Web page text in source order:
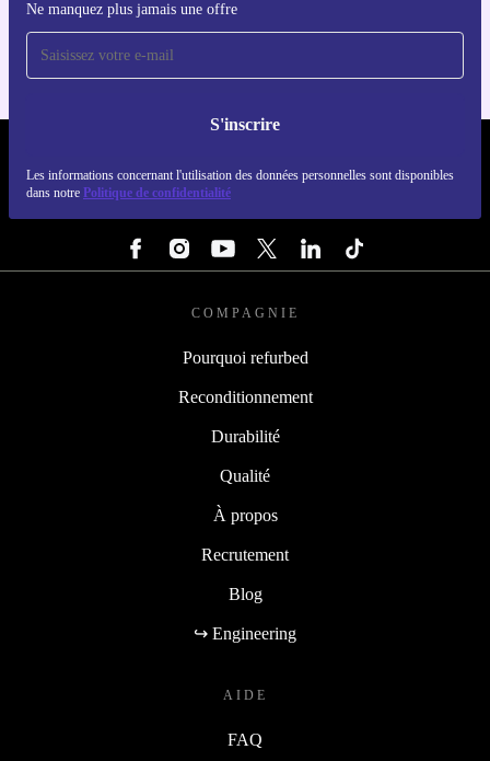
Ne manquez plus jamais une offre
S'inscrire
Les informations concernant l'utilisation des données personnelles sont disponibles
dans notre Politique de confidentialité
Pour iOS et Android
COMPAGNIE
Pourquoi refurbed
Reconditionnement
Durabilité
Qualité
À propos
Recrutement
Blog
↪ Engineering
AIDE
FAQ